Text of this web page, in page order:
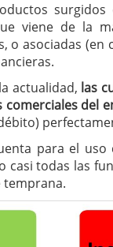
viene de la
o asociadas (en
actualidad, las
del
para el
casi todas las
temprana.